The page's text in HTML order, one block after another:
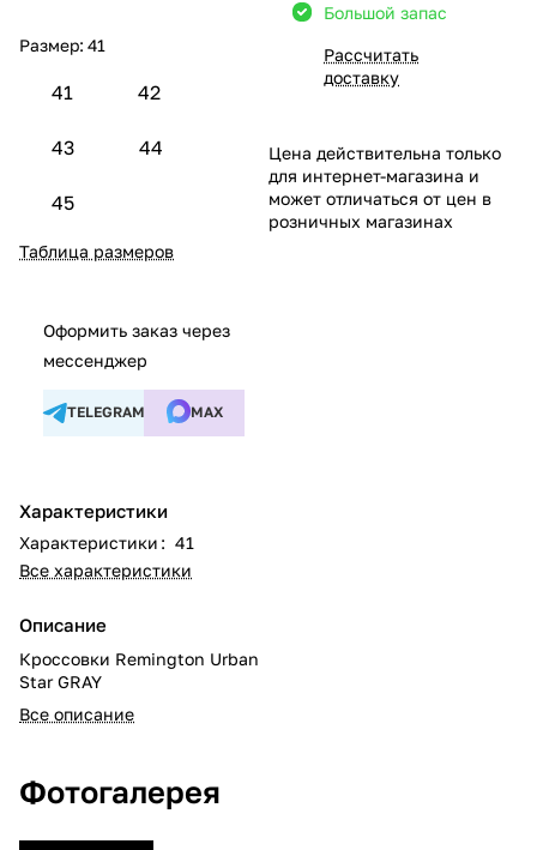
Размер: 41
41 42
43 44
45
Таблица размеров
Оформить заказ через
мессенджер
TELEGRAM MAX
Характеристики
Характеристики : 41
Все характеристики
Описание
Кроссовки Remington Urban
Star GRAY
Все описание
Большой запас
Рассчитать
доставку
Цена действительна только
для интернет-магазина и
может отличаться от цен в
розничных магазинах
Фотогалерея